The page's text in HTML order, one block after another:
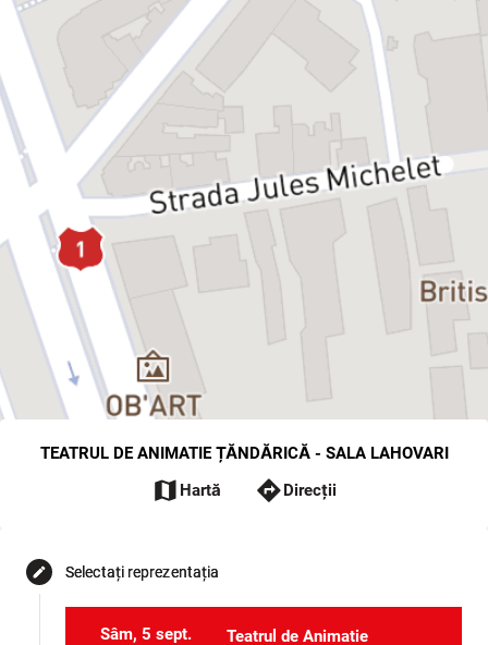
TEATRUL DE ANIMATIE ȚĂNDĂRICĂ - SALA LAHOVARI
map Hartă directionsDirecții
edit Selectați reprezentația
Sâm, 5 sept.
Teatrul de Animatie